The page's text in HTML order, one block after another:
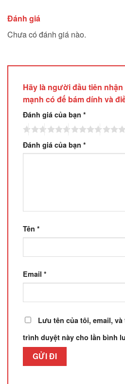
Đánh giá
Chưa có đánh giá nào.
Hãy là người đầu tiên
mạnh có đế bám dính và
Đánh giá của bạn *
Đánh giá của bạn *
Tên *
Email *
Lưu tên của tôi, email,
trình duyệt này cho lần bình